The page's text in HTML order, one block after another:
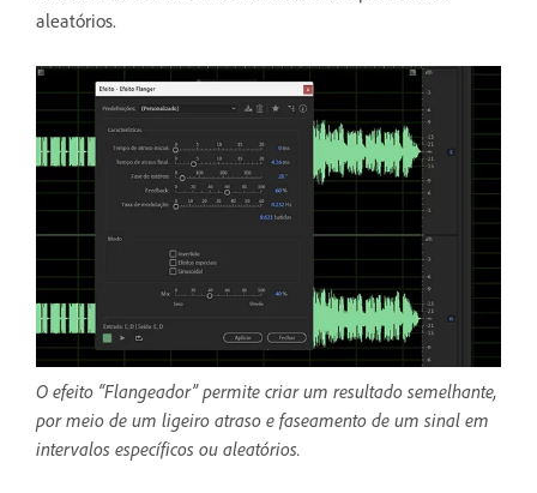
aleatórios.
O efeito “Flangeador” permite criar um resultado semelhante,
por meio de um ligeiro atraso e faseamento de um sinal em
intervalos específicos ou aleatórios.